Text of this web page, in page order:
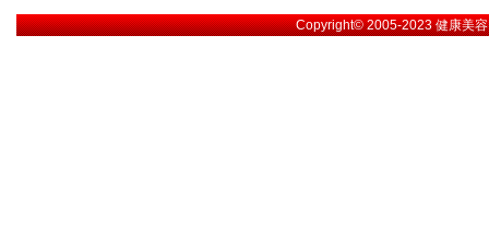
Copyright© 2005-2023健康美